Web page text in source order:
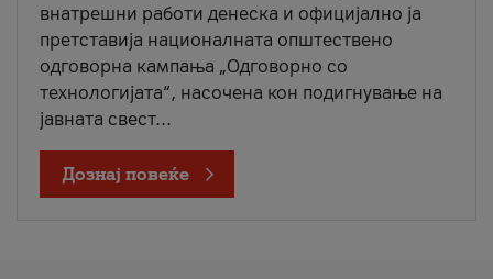
внатрешни работи денеска и официјално ја
претставија националната општествено
одговорна кампања „Одговорно со
технологијата“, насочена кон подигнување на
јавната свест...
Дознај повеќе